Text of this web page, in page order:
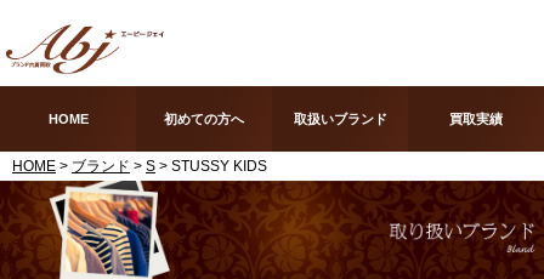
HOME 初めての方へ 取扱いブランド 買取実績
HOME > ブランド > S > STUSSY KIDS